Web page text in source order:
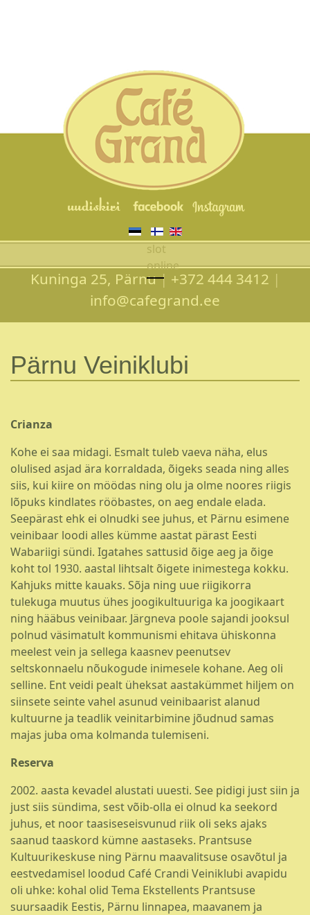
slot
online
Kuninga 25, Pärnu| +372 444 3412 |
info@cafegrand.ee
Pärnu Veiniklubi
Crianza
Kohe ei saa midagi. Esmalt tuleb vaeva näha, elus
olulised asjad ära korraldada, õigeks seada ning alles
siis, kui kiire on möödas ning olu ja olme noores riigis
lõpuks kindlates rööbastes, on aeg endale elada.
Seepärast ehk ei olnudki see juhus, et Pärnu esimene
veinibaar loodi alles kümme aastat pärast Eesti
Wabariigi sündi. Igatahes sattusid õige aeg ja õige
koht tol 1930. aastal lihtsalt õigete inimestega kokku.
Kahjuks mitte kauaks. Sõja ning uue riigikorra
tulekuga muutus ühes joogikultuuriga ka joogikaart
ning hääbus veinibaar. Järgneva poole sajandi jooksul
polnud väsimatult kommunismi ehitava ühiskonna
meelest vein ja sellega kaasnev peenutsev
seltskonnaelu nõukogude inimesele kohane. Aeg oli
selline. Ent veidi pealt üheksat aastakümmet hiljem on
siinsete seinte vahel asunud veinibaarist alanud
kultuurne ja teadlik veinitarbimine jõudnud samas
majas juba oma kolmanda tulemiseni.
Reserva
2002. aasta kevadel alustati uuesti. See pidigi just siin ja
just siis sündima, sest võib-olla ei olnud ka seekord
juhus, et noor taasiseseisvunud riik oli seks ajaks
saanud taaskord kümne aastaseks. Prantsuse
Kultuurikeskuse ning Pärnu maavalitsuse osavõtul ja
eestvedamisel loodud Café Crandi Veiniklubi avapidu
oli uhke: kohal olid Tema Ekstellents Prantsuse
suursaadik Eestis, Pärnu linnapea, maavanem ja